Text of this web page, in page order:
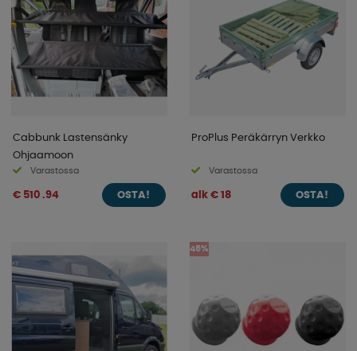
Cabbunk Lastensänky
Ohjaamoon
Varastossa
€ 510 .94 OSTA!
ProPlus Peräkärryn Verkko
Varastossa
alk € 18 OSTA!
45%